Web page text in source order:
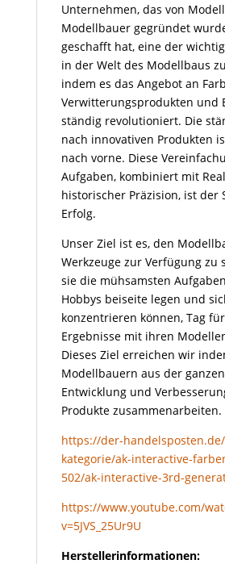
Unternehmen, das von
Modellbauer gegründet
geschafft hat, eine der
in der Welt des Modellbaus
indem es das Angebot an
Verwitterungsprodukten und
ständig revolutioniert. Die
nach innovativen Produkten
nach vorne. Diese
Aufgaben, kombiniert mit
historischer Präzision, ist der
Erfolg.
Unser Ziel ist es, den
Werkzeuge zur Verfügung zu
sie die mühsamsten
Hobbys beiseite legen und
konzentrieren können, Tag
Ergebnisse mit ihren
Dieses Ziel erreichen wir
Modellbauern aus der
Entwicklung und
Produkte zusammenarbeiten.
https://der-
kategorie/ak-interactive-
502/ak-interactive-3rd-
https://www.youtube.com/
v=5JVS_25Ur9U
Herstellerinformationen: